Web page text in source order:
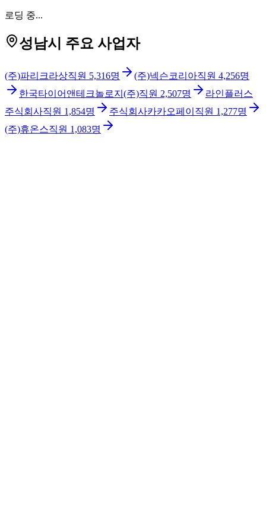
로딩 중...
성남시 주요 사업자
(주)파리크라상직원 5,316명 (주)넥슨코리아직원 4,256명
한국타이어앤테크놀로지(주)직원 2,507명
라인플러스
주식회사직원 1,854명 주식회사카카오페이 직원 1,277명
(주)휴온스직원 1,083명